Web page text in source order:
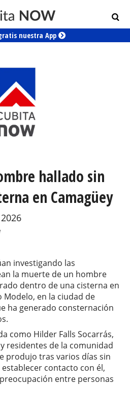
nuestra App
hallado sin
en Camagüey
investigando las
la muerte de un hombre
dentro de una cisterna en
en la ciudad de
ha generado consternación
como Hilder Falls Socarrás,
residentes de la comunidad
produjo tras varios días sin
contacto con él,
entre personas